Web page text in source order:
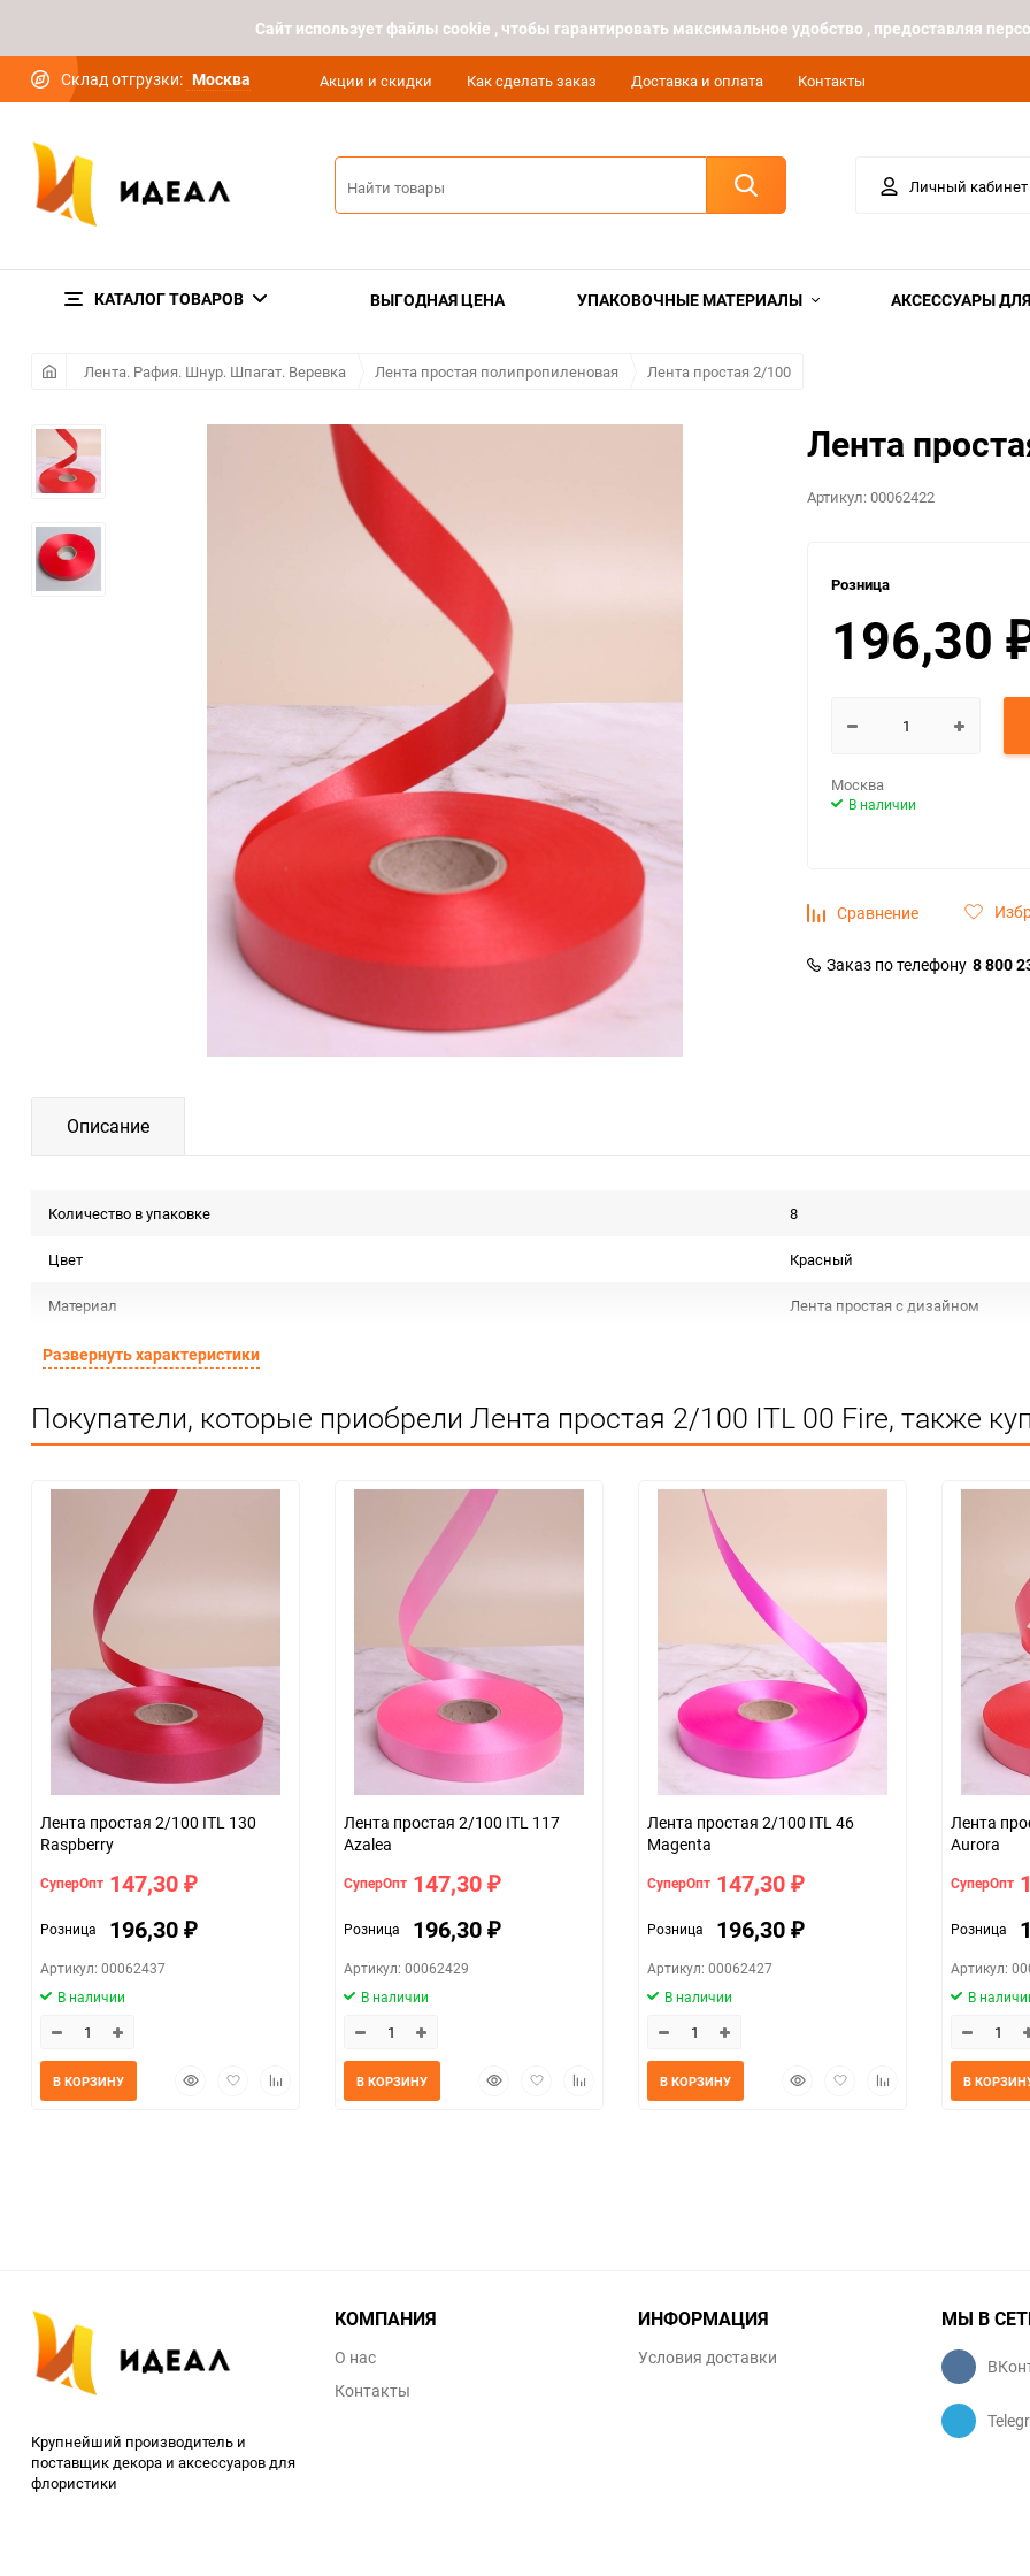
Cайт использует файлы cookie , чтобы гарантировать максимальное удобство , предоставляя
Склад отгрузки: Москва Акции и скидки Как сделать заказ Доставка и оплата Контакты
Личный кабинет
КАТАЛОГ ТОВАРОВ ВЫГОДНАЯ ЦЕНА УПАКОВОЧНЫЕ МАТЕРИАЛЫ АКСЕССУАРЫ
Лента. Рафия. Шнур. Шпагат. Веревка Лента простая полипропиленовая Лента простая 2/100
Лента
Артикул:00062422
Розница
196,30
Москва
В наличии
Сравнение
Заказ по телефону 8 800
Описание
Количество в упаковке 8
Цвет Красный
Материал Лента простая с дизайном
Срок годности
Сертификация Не подлежит сертификации
Особые условия Особых условий не требует
Минимальное количество
Количество в коробке
Единица измерения шт
Размер 2см*100м (простая)
07c4e68a_b330_11f0_8cc3_b03af2b6059f d7936307-d754-11f0-8cc6-
ЦветНоменклатуры красный
Развернуть характеристики
Покупатели, которые приобрели Лента простая 2/100 ITL 00 Fire, также
Лента простая 2/100 ITL 130
Raspberry
СуперОпт 147,30 ₽
Розница 196,30 ₽
Артикул: 00062437
В наличии
БыстрыйДобавитьДобавить
В КОРЗИНУ
Лента простая 2/100 ITL 117
Azalea
СуперОпт 147,30 ₽
Розница 196,30 ₽
Артикул: 00062429
В наличии
БыстрыйДобавитьДобавить
В КОРЗИНУ
Лента простая 2/100 ITL 46
Magenta
СуперОпт 147,30 ₽
Розница 196,30 ₽
Артикул: 00062427
В наличии
БыстрыйДобавитьДобавить
В КОРЗИНУ
Лента
Aurora
СуперОпт
Розница
Артикул:
В
В
Крупнейший производитель и
поставщик декора и аксессуаров для
флористики
КОМПАНИЯ
О нас
Контакты
ИНФОРМАЦИЯ
Условия доставки
МЫ В